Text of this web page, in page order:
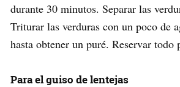
durante 30 minutos. Separar las
Triturar las verduras con un poco de
hasta obtener un puré. Reservar todo
Para el guiso de lentejas